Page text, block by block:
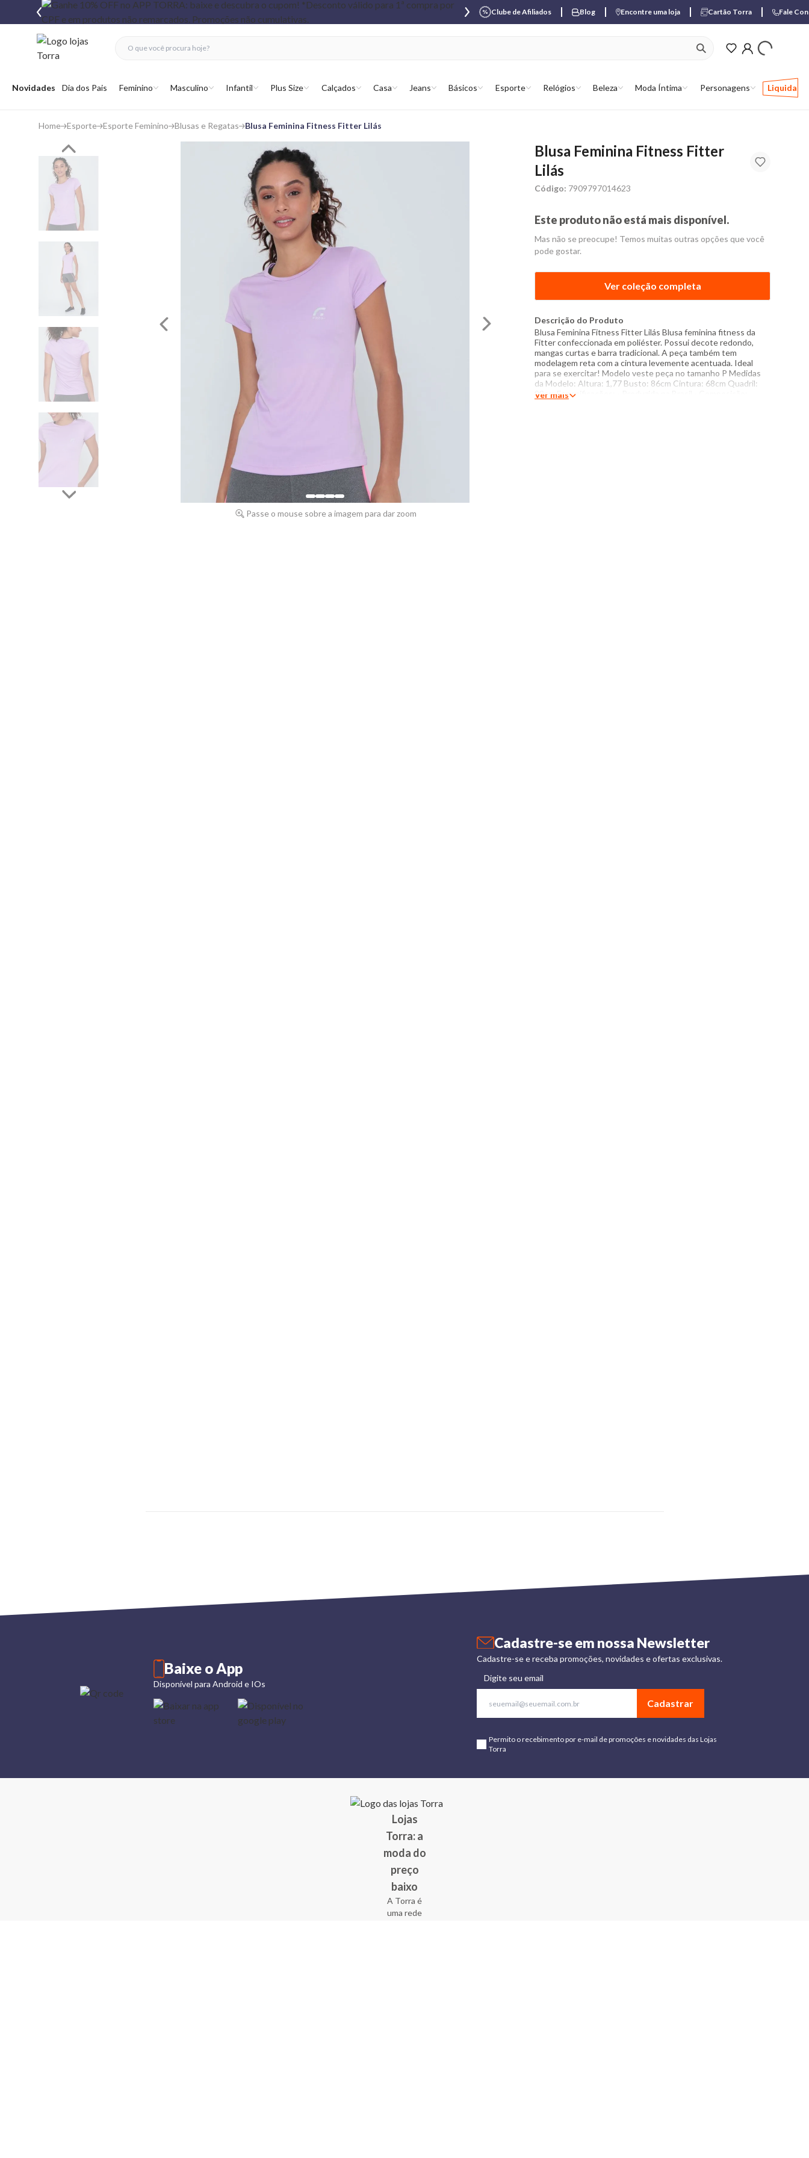
Clube de Afiliados Blog Encontre uma loja Cartão Torra Fale
Abrir menu
Novidades Dia dos Pais Feminino Masculino Infantil Plus Size Calçados Casa Jeans Básicos Esporte Relógios Beleza Moda Íntima Personagens Liquida
ver produtos
fechar menu
fechar menu
favoritos
Home Esporte Esporte Feminino Blusas e Regatas Blusa Feminina Fitness Fitter Lilás
Passe o mouse sobre a imagem para dar zoom
Blusa Feminina Fitness Fitter
Lilás
Código: 7909797014623
Este produto não está mais disponível.
Mas não se preocupe! Temos muitas outras opções que você
pode gostar.
Ver coleção completa
Descrição do Produto
Blusa Feminina Fitness Fitter Lilás Blusa feminina fitness da
Fitter confeccionada em poliéster. Possui decote redondo,
mangas curtas e barra tradicional. A peça também tem
modelagem reta com a cintura levemente acentuada. Ideal
para se exercitar! Modelo veste peça no tamanho P Medidas
da Modelo: Altura: 1,77 Busto: 86cm Cintura: 68cm Quadril:
98cm Especificações: - Produzida na Brasil - Composição:
Ver mais
Cadastre-se em nossa Newsletter
Cadastre-se e receba promoções, novidades e ofertas exclusivas.
Digite seu email
Cadastrar
Permito o recebimento por e-mail de promoções e novidades das Lojas
Torra
Baixe o App
Disponível para Android e IOs
Lojas
Torra: a
moda do
preço
baixo
A Torra é
uma rede